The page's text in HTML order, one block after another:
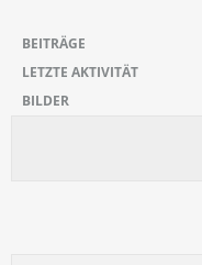
BEITRÄGE
LETZTE AKTIVITÄT
BILDER